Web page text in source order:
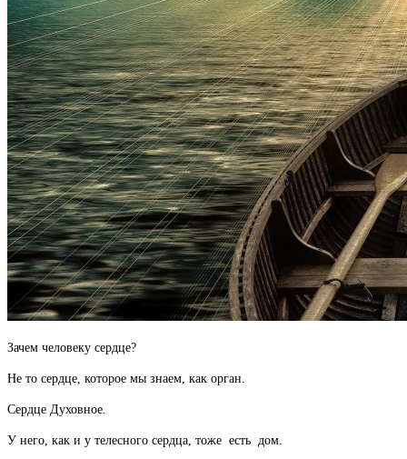
Зачем человеку сердце?
Не то сердце, которое мы знаем, как орган.
Сердце Духовное.
У него, как и у телесного сердца, тоже есть дом.